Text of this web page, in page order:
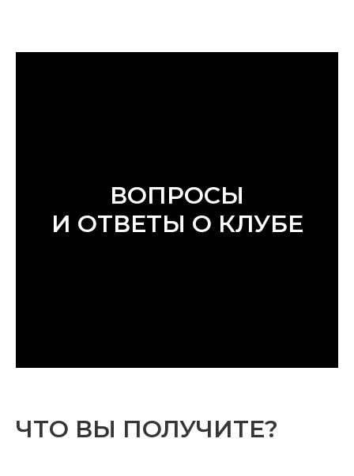
ВОПРОСЫ
И ОТВЕТЫ О КЛУБЕ
ЧТО ВЫ ПОЛУЧИТЕ?